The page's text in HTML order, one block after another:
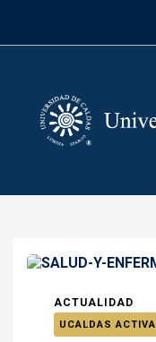
ACTUALIDAD
UCALDAS ACTIVA